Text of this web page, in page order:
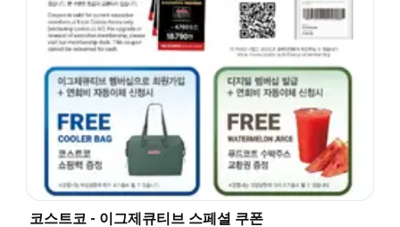
코스트코 - 이그제큐티브 스페셜 쿠폰